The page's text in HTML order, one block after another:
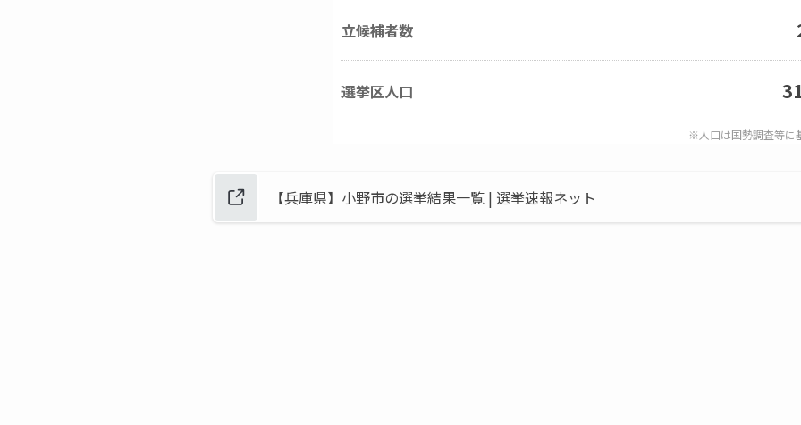
立候補者数
選挙区人口
※人口は国勢調査等に
【兵庫県】小野市の選挙結果一覧 | 選挙速報ネット